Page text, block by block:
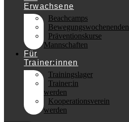
Erwachsene
Beachcamps
Bewegungswochenenden
Präventionskurse
Mannschaften
Für
Trainer:innen
Trainingslager
Trainer:in
werden
Kooperationsverein
werden